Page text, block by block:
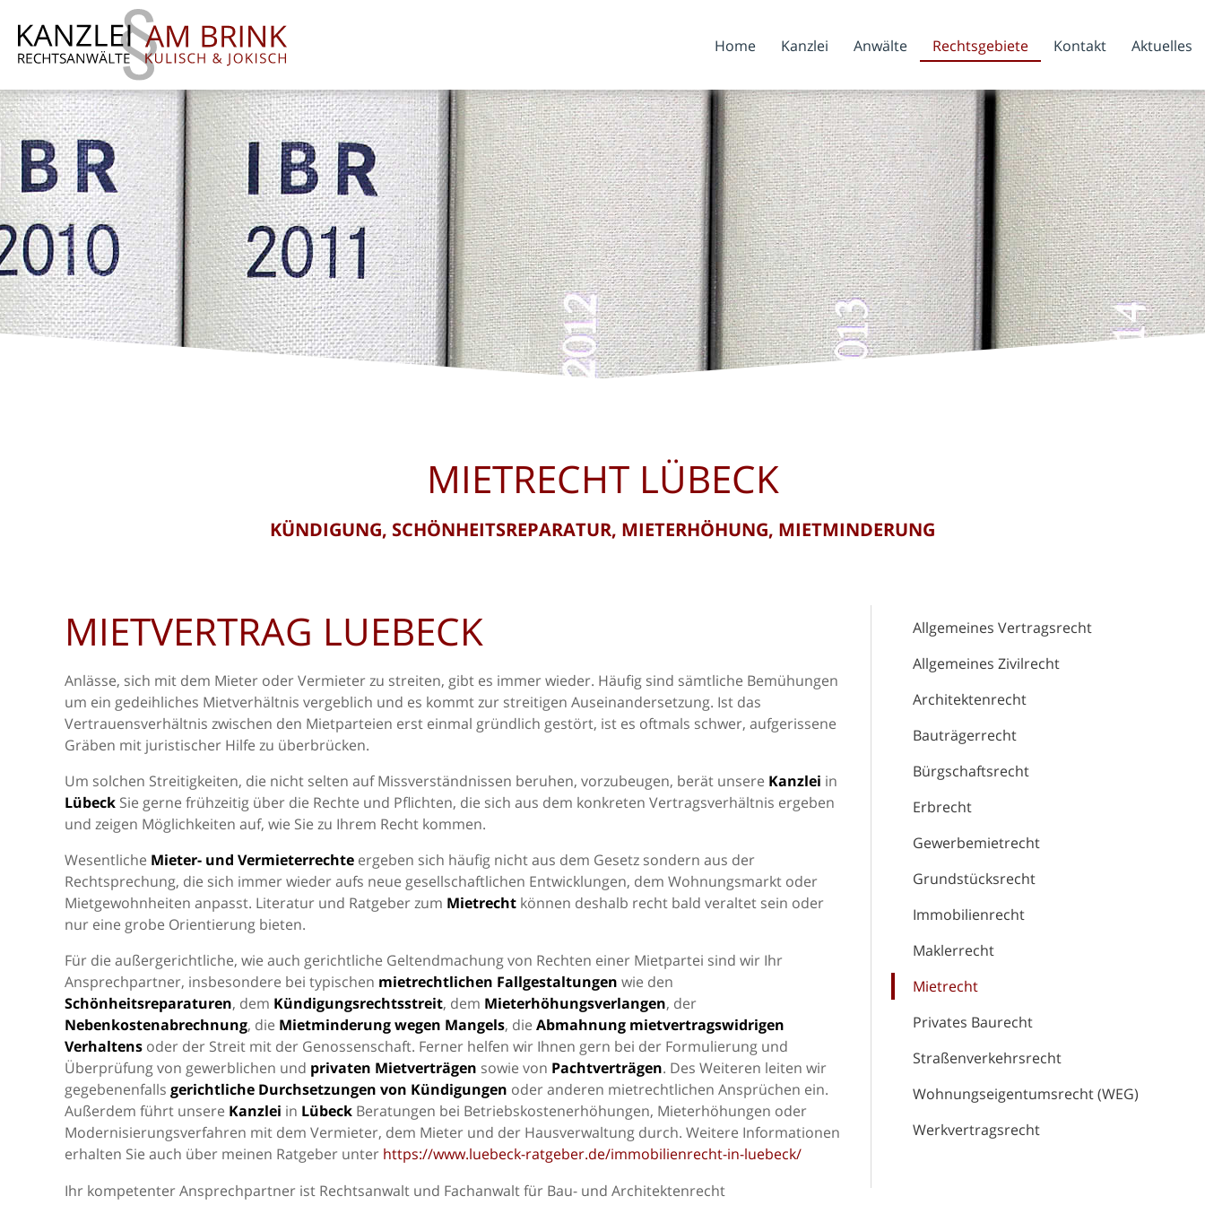
Home Kanzlei Anwälte Rechtsgebiete Kontakt Aktuelles
MIETRECHT LÜBECK
KÜNDIGUNG, SCHÖNHEITSREPARATUR, MIETERHÖHUNG, MIETMINDERUNG
Allgemeines Vertragsrecht
Allgemeines Zivilrecht
Architektenrecht
Bauträgerrecht
Bürgschaftsrecht
Erbrecht
Gewerbemietrecht
Grundstücksrecht
Immobilienrecht
Maklerrecht
Mietrecht
Privates Baurecht
Straßenverkehrsrecht
Wohnungseigentumsrecht (WEG)
Werkvertragsrecht
MIETVERTRAG LUEBECK
Anlässe, sich mit dem Mieter oder Vermieter zu streiten, gibt es immer wieder. Häufig sind sämtliche Bemühungen
um ein gedeihliches Mietverhältnis vergeblich und es kommt zur streitigen Auseinandersetzung. Ist das
Vertrauensverhältnis zwischen den Mietparteien erst einmal gründlich gestört, ist es oftmals schwer, aufgerissene
Gräben mit juristischer Hilfe zu überbrücken.
Um solchen Streitigkeiten, die nicht selten auf Missverständnissen beruhen, vorzubeugen, berät unsere Kanzlei in
Lübeck Sie gerne frühzeitig über die Rechte und Pflichten, die sich aus dem konkreten Vertragsverhältnis ergeben
und zeigen Möglichkeiten auf, wie Sie zu Ihrem Recht kommen.
Wesentliche Mieter- und Vermieterrechte ergeben sich häufig nicht aus dem Gesetz sondern aus der
Rechtsprechung, die sich immer wieder aufs neue gesellschaftlichen Entwicklungen, dem Wohnungsmarkt oder
Mietgewohnheiten anpasst. Literatur und Ratgeber zum Mietrecht können deshalb recht bald veraltet sein oder
nur eine grobe Orientierung bieten.
Für die außergerichtliche, wie auch gerichtliche Geltendmachung von Rechten einer Mietpartei sind wir Ihr
Ansprechpartner, insbesondere bei typischen mietrechtlichen Fallgestaltungen wie den
Schönheitsreparaturen, dem Kündigungsrechtsstreit, dem Mieterhöhungsverlangen, der
Nebenkostenabrechnung, die Mietminderung wegen Mangels, die Abmahnung mietvertragswidrigen
Verhaltens oder der Streit mit der Genossenschaft. Ferner helfen wir Ihnen gern bei der Formulierung und
Überprüfung von gewerblichen und privaten Mietverträgen sowie von Pachtverträgen. Des Weiteren leiten wir
gegebenenfalls gerichtliche Durchsetzungen von Kündigungen oder anderen mietrechtlichen Ansprüchen ein.
Außerdem führt unsere Kanzlei in Lübeck Beratungen bei Betriebskostenerhöhungen, Mieterhöhungen oder
Modernisierungsverfahren mit dem Vermieter, dem Mieter und der Hausverwaltung durch. Weitere Informationen
erhalten Sie auch über meinen Ratgeber unter https://www.luebeck-ratgeber.de/immobilienrecht-in-luebeck/
Ihr kompetenter Ansprechpartner ist Rechtsanwalt und Fachanwalt für Bau- und Architektenrecht